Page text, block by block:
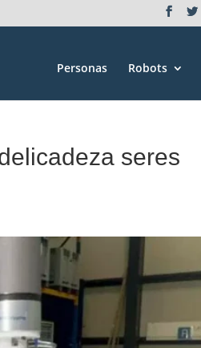
Personas Robots
seres